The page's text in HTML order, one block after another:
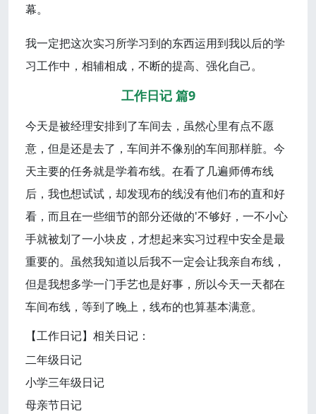
幕。
我一定把这次实习所学习到的东西运用到我以后的学
习工作中，相辅相成，不断的提高、强化自己。
工作日记 篇9
今天是被经理安排到了车间去，虽然心里有点不愿
意，但是还是去了，车间并不像别的车间那样脏。今
天主要的任务就是学着布线。在看了几遍师傅布线
后，我也想试试，却发现布的线没有他们布的直和好
看，而且在一些细节的部分还做的'不够好，一不小心
手就被划了一小块皮，才想起来实习过程中安全是最
重要的。虽然我知道以后我不一定会让我亲自布线，
但是我想多学一门手艺也是好事，所以今天一天都在
车间布线，等到了晚上，线布的也算基本满意。
【工作日记】相关日记：
二年级日记
小学三年级日记
母亲节日记